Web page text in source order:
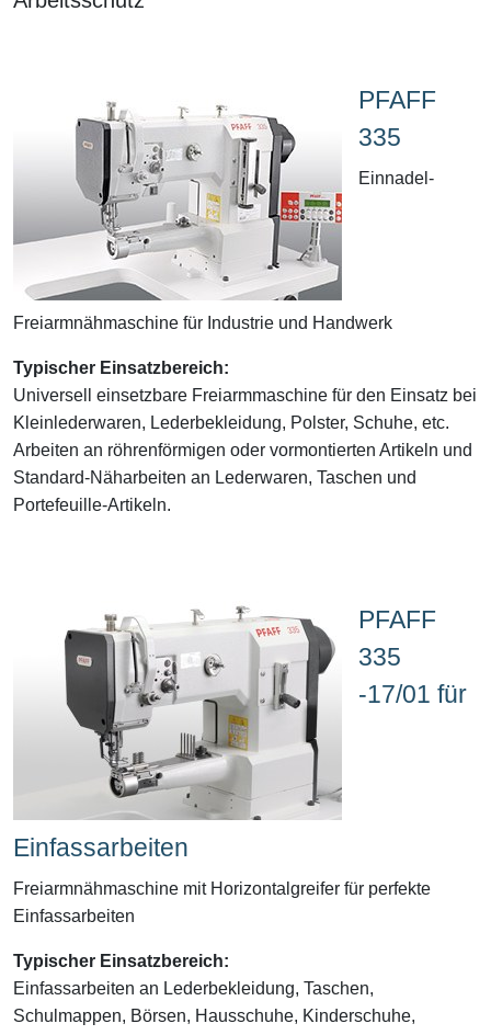
PFAFF
335
Einnadel-
Freiarmnähmaschine für Industrie und Handwerk
Typischer Einsatzbereich:
Universell einsetzbare Freiarmmaschine für den Einsatz bei
Kleinlederwaren, Lederbekleidung, Polster, Schuhe, etc.
Arbeiten an röhrenförmigen oder vormontierten Artikeln und
Standard-Näharbeiten an Lederwaren, Taschen und
Portefeuille-Artikeln.
PFAFF
335
-17/01 für
Einfassarbeiten
Freiarmnähmaschine mit Horizontalgreifer für perfekte
Einfassarbeiten
Typischer Einsatzbereich:
Einfassarbeiten an Lederbekleidung, Taschen,
Schulmappen, Börsen, Hausschuhe, Kinderschuhe,